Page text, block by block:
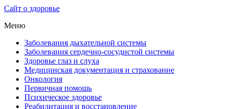
Сайт о здоровье
Меню
Заболевания дыхательной системы
Заболевания сердечно-сосудистой системы
Здоровье глаз и слуха
Медицинская документация и страхование
Онкология
Первичная помощь
Психическое здоровье
Реабилитация и восстановление